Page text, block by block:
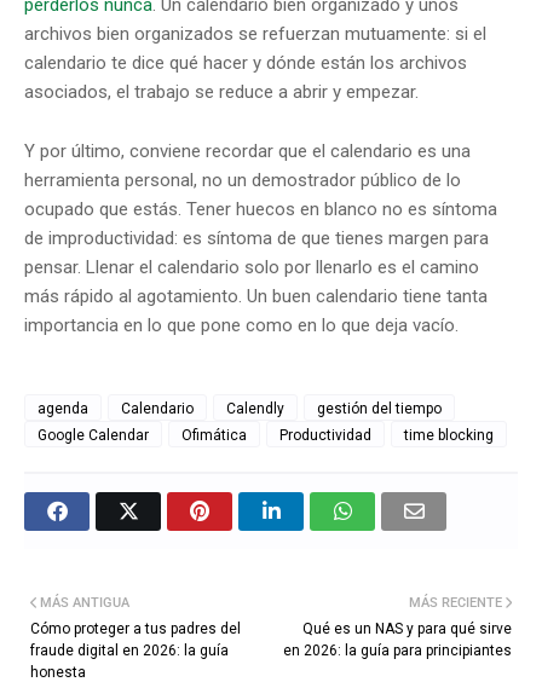
perderlos nunca. Un calendario bien organizado y unos
archivos bien organizados se refuerzan mutuamente: si el
calendario te dice qué hacer y dónde están los archivos
asociados, el trabajo se reduce a abrir y empezar.
Y por último, conviene recordar que el calendario es una
herramienta personal, no un demostrador público de lo
ocupado que estás. Tener huecos en blanco no es síntoma
de improductividad: es síntoma de que tienes margen para
pensar. Llenar el calendario solo por llenarlo es el camino
más rápido al agotamiento. Un buen calendario tiene tanta
importancia en lo que pone como en lo que deja vacío.
agenda Calendario Calendly
gestión del tiempo
Google Calendar
Ofimática Productividad time blocking
MÁS RECIENTE
Qué es un NAS y para qué sirve
en 2026: la guía para principiantes
MÁS ANTIGUA
Cómo proteger a tus padres del
fraude digital en 2026: la guía
honesta